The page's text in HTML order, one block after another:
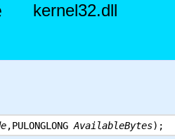
kernel32.dll
,PULONGLONG AvailableBytes);